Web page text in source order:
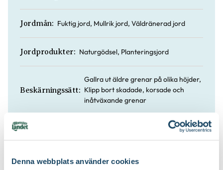
Denna webbplats använder cookies
Jordmån: Fuktig jord, Mullrik jord, Väldränerad jord
Jordprodukter: Naturgödsel, Planteringsjord
Beskärningssätt:
Gallra ut äldre grenar på olika höjder,
Klipp bort skadade, korsade och
inåtväxande grenar
Beskärningstid:
Mognadstid: